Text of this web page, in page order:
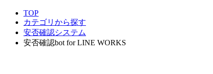
TOP
カテゴリから探す
安否確認システム
安否確認bot for LINE WORKS